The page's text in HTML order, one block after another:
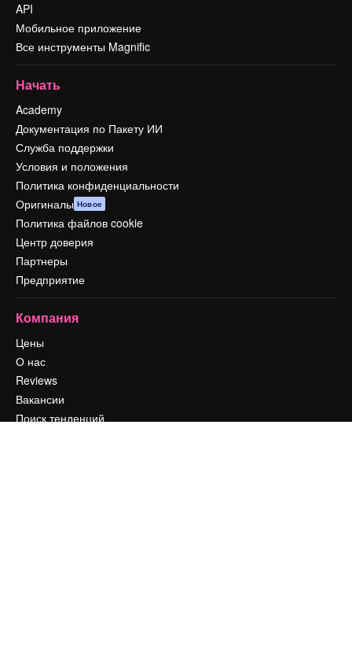
API
Мобильное приложение
Все инструменты Magnific
Начать
Academy
Документация по Пакету ИИ
Служба поддержки
Условия и положения
Политика конфиденциальности
Оригиналы Новое
Политика файлов cookie
Центр доверия
Партнеры
Предприятие
Компания
Цены
О нас
Reviews
Вакансии
Поиск тенденций